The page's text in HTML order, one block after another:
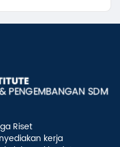
Riset
kerja